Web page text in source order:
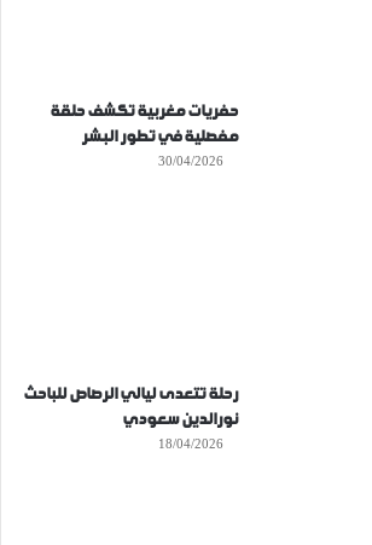
حفريات مغربية تكشف حلقة
مفصلية في تطور البشر
30/04/2026
رحلة تتعدى ليالي الرصاص للباحث
نورالدين سعودي
18/04/2026